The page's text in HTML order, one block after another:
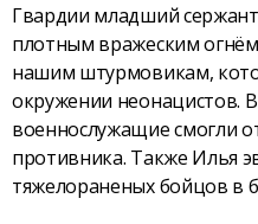
Гвардии младший
плотным вражеским
нашим штурмовикам,
окружении неонацистов.
военнослужащие смогли
противника. Также Илья
тяжелораненых бойцов в